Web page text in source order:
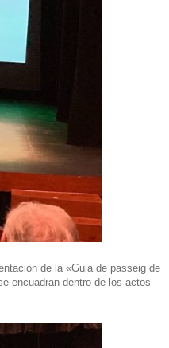
de la «Guia de passeig de
encuadran dentro de los actos